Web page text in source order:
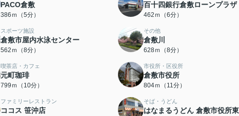
PACO倉敷
386ｍ（5分）
百十四銀行倉敷ローンプラザ
462ｍ（6分）
スポーツ施設
倉敷市屋内水泳センター
562ｍ（8分）
その他
倉敷川
628ｍ（8分）
喫茶店・カフェ
元町珈琲
799ｍ（10分）
市役所・区役所
倉敷市役所
804ｍ（11分）
ファミリーレストラン
ココス 笹沖店
そば・うどん
はなまるうどん 倉敷市役所